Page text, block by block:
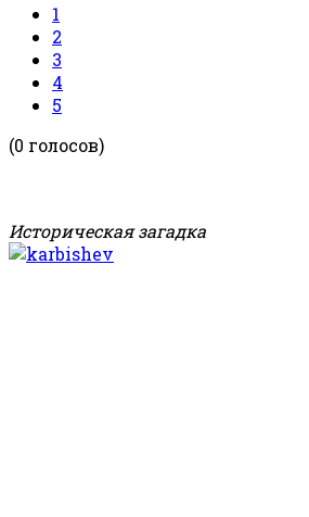
1
2
3
4
5
(0 голосов)
Историческая загадка